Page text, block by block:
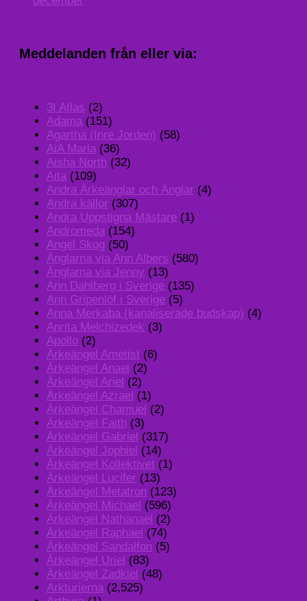
Meddelanden från eller via:
3I Atlas (2)
Adama (151)
Agartha (Inre Jorden) (58)
AiA Maria (36)
Aisha North (32)
Aita (109)
Andra Ärkeänglar och Änglar (4)
Andra källor (307)
Andra Uppstigna Mästare (1)
Andromeda (154)
Angel Skog (50)
Änglarna via Ann Albers (580)
Änglarna via Jenny (13)
Ann Dahlberg i Sverige (135)
Ann Gripenlöf i Sverige (5)
Anna Merkaba (kanaliserade budskap) (4)
Anrita Melchizedek (3)
Apollo (2)
Ärkeängel Ametist (6)
Ärkeängel Anael (2)
Ärkeängel Ariel (2)
Ärkeängel Azrael (1)
Ärkeängel Chamuel (2)
Ärkeängel Faith (3)
Ärkeängel Gabriel (317)
Ärkeängel Jophiel (14)
Ärkeängel Kollektivet (1)
Ärkeängel Lucifer (13)
Ärkeängel Metatron (123)
Ärkeängel Michael (596)
Ärkeängel Nathanael (2)
Ärkeängel Raphael (74)
Ärkeängel Sandalfon (5)
Ärkeängel Uriel (83)
Ärkeängel Zadkiel (48)
Arkturierna (2,525)